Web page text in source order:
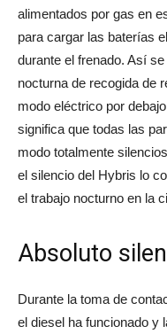
alimentados por gas en
para cargar las baterías
durante el frenado. Así
nocturna de recogida de
modo eléctrico por
significa que todas las
modo totalmente
el silencio del Hybris lo
el trabajo nocturno en la
Absoluto
Durante la toma de
el diesel ha funcionado y